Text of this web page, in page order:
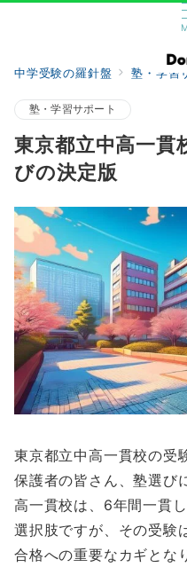
中学受験の羅針盤 塾・学習
塾・学習サポート
東京都立中高一貫
びの決定版
東京都立中高一貫校の受
保護者の皆さん、塾選び
高一貫校は、6年間一貫
選択肢ですが、その受験
合格への重要なカギとな